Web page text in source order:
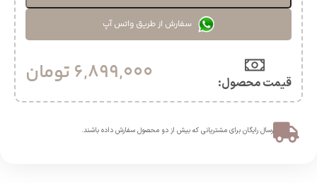
سفارش از طریق واتس آپ
قیمت محصول:​ 6,899,000 تومان
ارسال رایگان برای مشتریانی که بیش از دو محصول سفارش داده باشند.​